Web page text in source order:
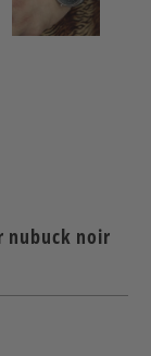
nubuck noir